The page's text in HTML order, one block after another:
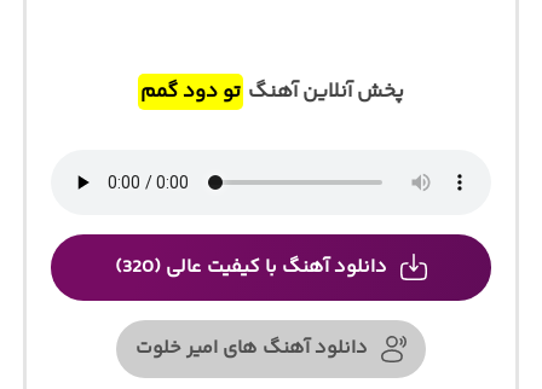
پخش آنلاین آهنگ تو دود گمم
دانلود آهنگ با کیفیت عالی (320)
دانلود آهنگ های امیر خلوت